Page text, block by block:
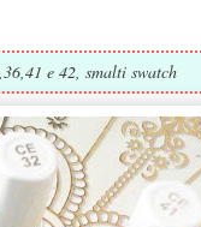
e 42, smalti swatch